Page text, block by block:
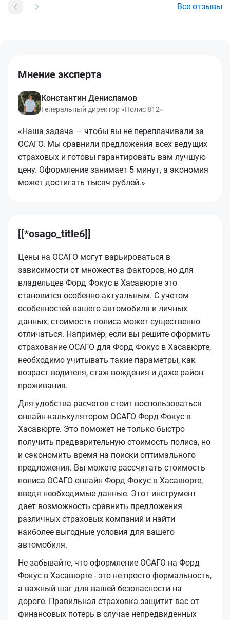
Все отзывы
Мнение эксперта
Константин Денисламов
Генеральный директор «Полис 812»
«Наша задача — чтобы вы не переплачивали за
ОСАГО. Мы сравнили предложения всех ведущих
страховых и готовы гарантировать вам лучшую
цену. Оформление занимает 5 минут, а экономия
может достигать тысяч рублей.»
[[*osago_title6]]
Цены на ОСАГО могут варьироваться в
зависимости от множества факторов, но для
владельцев Форд Фокус в Хасавюрте это
становится особенно актуальным. С учетом
особенностей вашего автомобиля и личных
данных, стоимость полиса может существенно
отличаться. Например, если вы решите оформить
страхование ОСАГО для Форд Фокус в Хасавюрте,
необходимо учитывать такие параметры, как
возраст водителя, стаж вождения и даже район
проживания.
Для удобства расчетов стоит воспользоваться
онлайн-калькулятором ОСАГО Форд Фокус в
Хасавюрте. Это поможет не только быстро
получить предварительную стоимость полиса, но
и сэкономить время на поиски оптимального
предложения. Вы можете рассчитать стоимость
полиса ОСАГО онлайн Форд Фокус в Хасавюрте,
введя необходимые данные. Этот инструмент
дает возможность сравнить предложения
различных страховых компаний и найти
наиболее выгодные условия для вашего
автомобиля.
Не забывайте, что оформление ОСАГО на Форд
Фокус в Хасавюрте - это не просто формальность,
а важный шаг для вашей безопасности на
дороге. Правильная страховка защитит вас от
финансовых потерь в случае непредвиденных